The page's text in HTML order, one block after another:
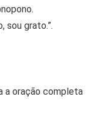
sou grato.”.
a oração completa